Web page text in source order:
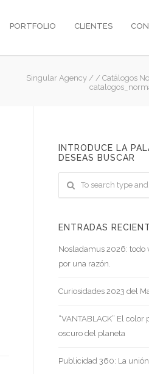
PORTFOLIO CLIENTES
Singular Agency / / Catálogos
INTRODUCE LA
DESEAS BUSCAR
ENTRADAS
Nosladamus 2026: todo
por una razón.
Curiosidades 2023 del
“VANTABLACK” El
oscuro del planeta
Publicidad 360: La